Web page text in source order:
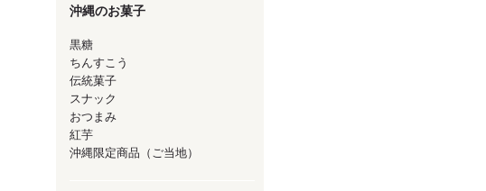
沖縄のお菓子
黒糖
ちんすこう
伝統菓子
スナック
おつまみ
紅芋
沖縄限定商品（ご当地）